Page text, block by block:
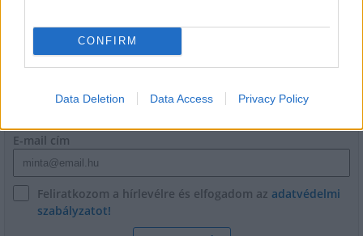
CONFIRM
Data Deletion Data Access Privacy Policy
E-mail cím
Feliratkozom a hírlevélre és elfogadom az adatvédelmi
szabályzatot!